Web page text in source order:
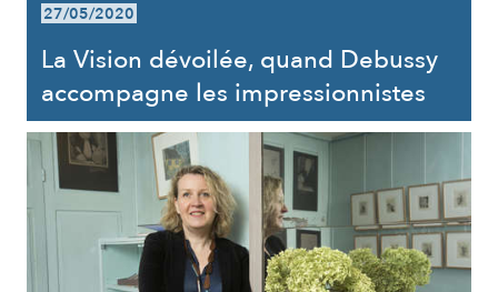
27/05/2020
La Vision dévoilée, quand Debussy
accompagne les impressionnistes